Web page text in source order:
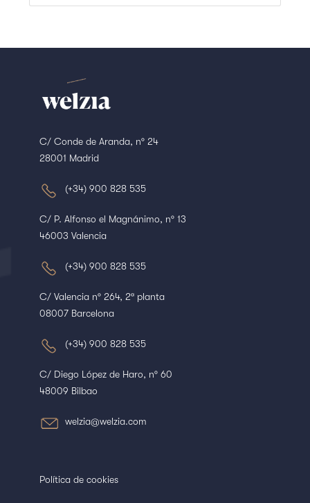
C/ Conde de Aranda, nº 24
28001 Madrid
(+34) 900 828 535
C/ P. Alfonso el Magnánimo, nº 13
46003 Valencia
(+34) 900 828 535
C/ Valencia nº 264, 2ª planta
08007 Barcelona
(+34) 900 828 535
C/ Diego López de Haro, nº 60
48009 Bilbao
welzia@welzia.com
Política de cookies